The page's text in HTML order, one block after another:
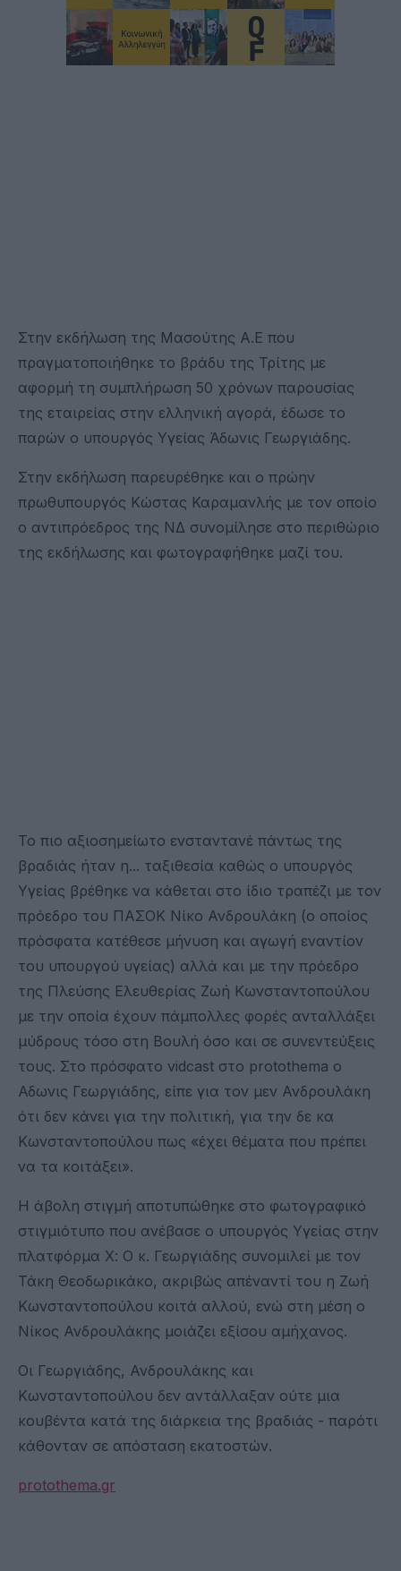
Στην εκδήλωση της Μασούτης Α.Ε που
πραγματοποιήθηκε το βράδυ της Τρίτης με
αφορμή τη συμπλήρωση 50 χρόνων παρουσίας
της εταιρείας στην ελληνική αγορά, έδωσε το
παρών ο υπουργός Υγείας Άδωνις Γεωργιάδης.
Στην εκδήλωση παρευρέθηκε και ο πρώην
πρωθυπουργός Κώστας Καραμανλής με τον οποίο
ο αντιπρόεδρος της ΝΔ συνομίλησε στο περιθώριο
της εκδήλωσης και φωτογραφήθηκε μαζί του.
Το πιο αξιοσημείωτο ενσταντανέ πάντως της
βραδιάς ήταν η... ταξιθεσία καθώς ο υπουργός
Υγείας βρέθηκε να κάθεται στο ίδιο τραπέζι με τον
πρόεδρο του ΠΑΣΟΚ Νίκο Ανδρουλάκη (ο οποίος
πρόσφατα κατέθεσε μήνυση και αγωγή εναντίον
του υπουργού υγείας) αλλά και με την πρόεδρο
της Πλεύσης Ελευθερίας Ζωή Κωνσταντοπούλου
με την οποία έχουν πάμπολλες φορές ανταλλάξει
μύδρους τόσο στη Βουλή όσο και σε συνεντεύξεις
τους. Στο πρόσφατο vidcast στο protothema ο
Αδωνις Γεωργιάδης, είπε για τον μεν Ανδρουλάκη
ότι δεν κάνει για την πολιτική, για την δε κα
Κωνσταντοπούλου πως «έχει θέματα που πρέπει
να τα κοιτάξει».
Η άβολη στιγμή αποτυπώθηκε στο φωτογραφικό
στιγμιότυπο που ανέβασε ο υπουργός Υγείας στην
πλατφόρμα Χ: Ο κ. Γεωργιάδης συνομιλεί με τον
Τάκη Θεοδωρικάκο, ακριβώς απέναντί του η Ζωή
Κωνσταντοπούλου κοιτά αλλού, ενώ στη μέση ο
Νίκος Ανδρουλάκης μοιάζει εξίσου αμήχανος.
Οι Γεωργιάδης, Ανδρουλάκης και
Κωνσταντοπούλου δεν αντάλλαξαν ούτε μια
κουβέντα κατά της διάρκεια της βραδιάς - παρότι
κάθονταν σε απόσταση εκατοστών.
protothema.gr